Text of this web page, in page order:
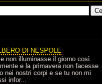
DI NESPOLE
non illuminasse il giorno così
e la primavera non facesse
nei nostri corpi e se tu non mi
infor...